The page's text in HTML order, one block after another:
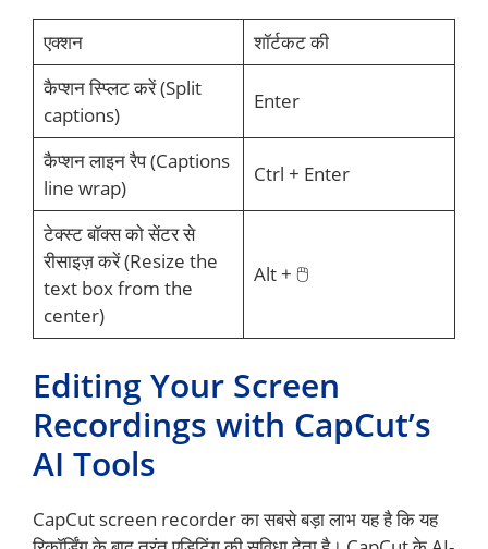
एक्शन
शॉर्टकट की
कैप्शन स्प्लिट करें (Split
captions)
Enter
कैप्शन लाइन रैप (Captions
line wrap)
Ctrl + Enter
टेक्स्ट बॉक्स को सेंटर से
रीसाइज़ करें (Resize the
text box from the
center)
Alt + 🖱️
Editing Your Screen
Recordings with CapCut’s
AI Tools
CapCut screen recorder का सबसे बड़ा लाभ यह है कि यह